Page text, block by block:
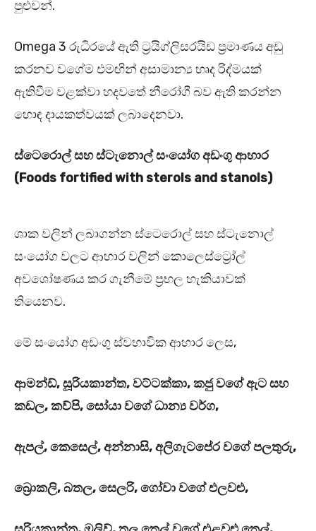
පුළුවන්.
Omega 3 රුධිරයේ ඇති ට්‍රයිග්ලිසරයිඩ ප්‍රමාණය අඩු
කරනව වගේම එමඟින් අසාමාන්‍ය හෘද රිද්මයක්
ඇතිවීම වළක්වා හදවතේ නීරෝගී බව ඇති කරන්න
හොඳ දායකත්වයක් ලබාදෙනවා.
ස්ටෙරොල් සහ ස්ටැනොල් සං‍යෝග අඩංගු ආහාර
(Foods fortified with sterols and stanols)
ශාක වලින් ලබාගන්න ස්ටෙරොල් සහ ස්ටැනොල්
සං‍යෝග වලට ආහාර වලින් කොලෙස්ට්‍රෝල්
අවශෝෂණය කර ගැනීමේ ප්‍රභල හැකියාවක්
තියෙනව.
මේ සං‍යෝග අඩංගු ස්වභාවික ආහාර ලෙස,
ආමන්ඩ්, සූරියකාන්ත, වට්ටක්කා, කජු වගේ ඇට සහ
කඩල, කව්පි, සෝයා වගේ ධාන්‍ය වර්ග,
ඇපල්, කෙසෙල්, අන්නාසි, අලිගැටපේර වගේ පලතුරු,
බ්‍රොකලි, බතල, සෙලරි, ගෝවා වගේ එලවළු,